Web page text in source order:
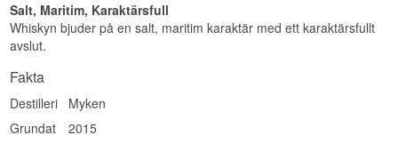
Salt · Honungssöt · Kryddig · Rund
Salt, Maritim, Karaktärsfull
Whiskyn bjuder på en salt, maritim karaktär med ett karaktärsfullt
avslut.
Fakta
Destilleri
Myken
Grundat
2015